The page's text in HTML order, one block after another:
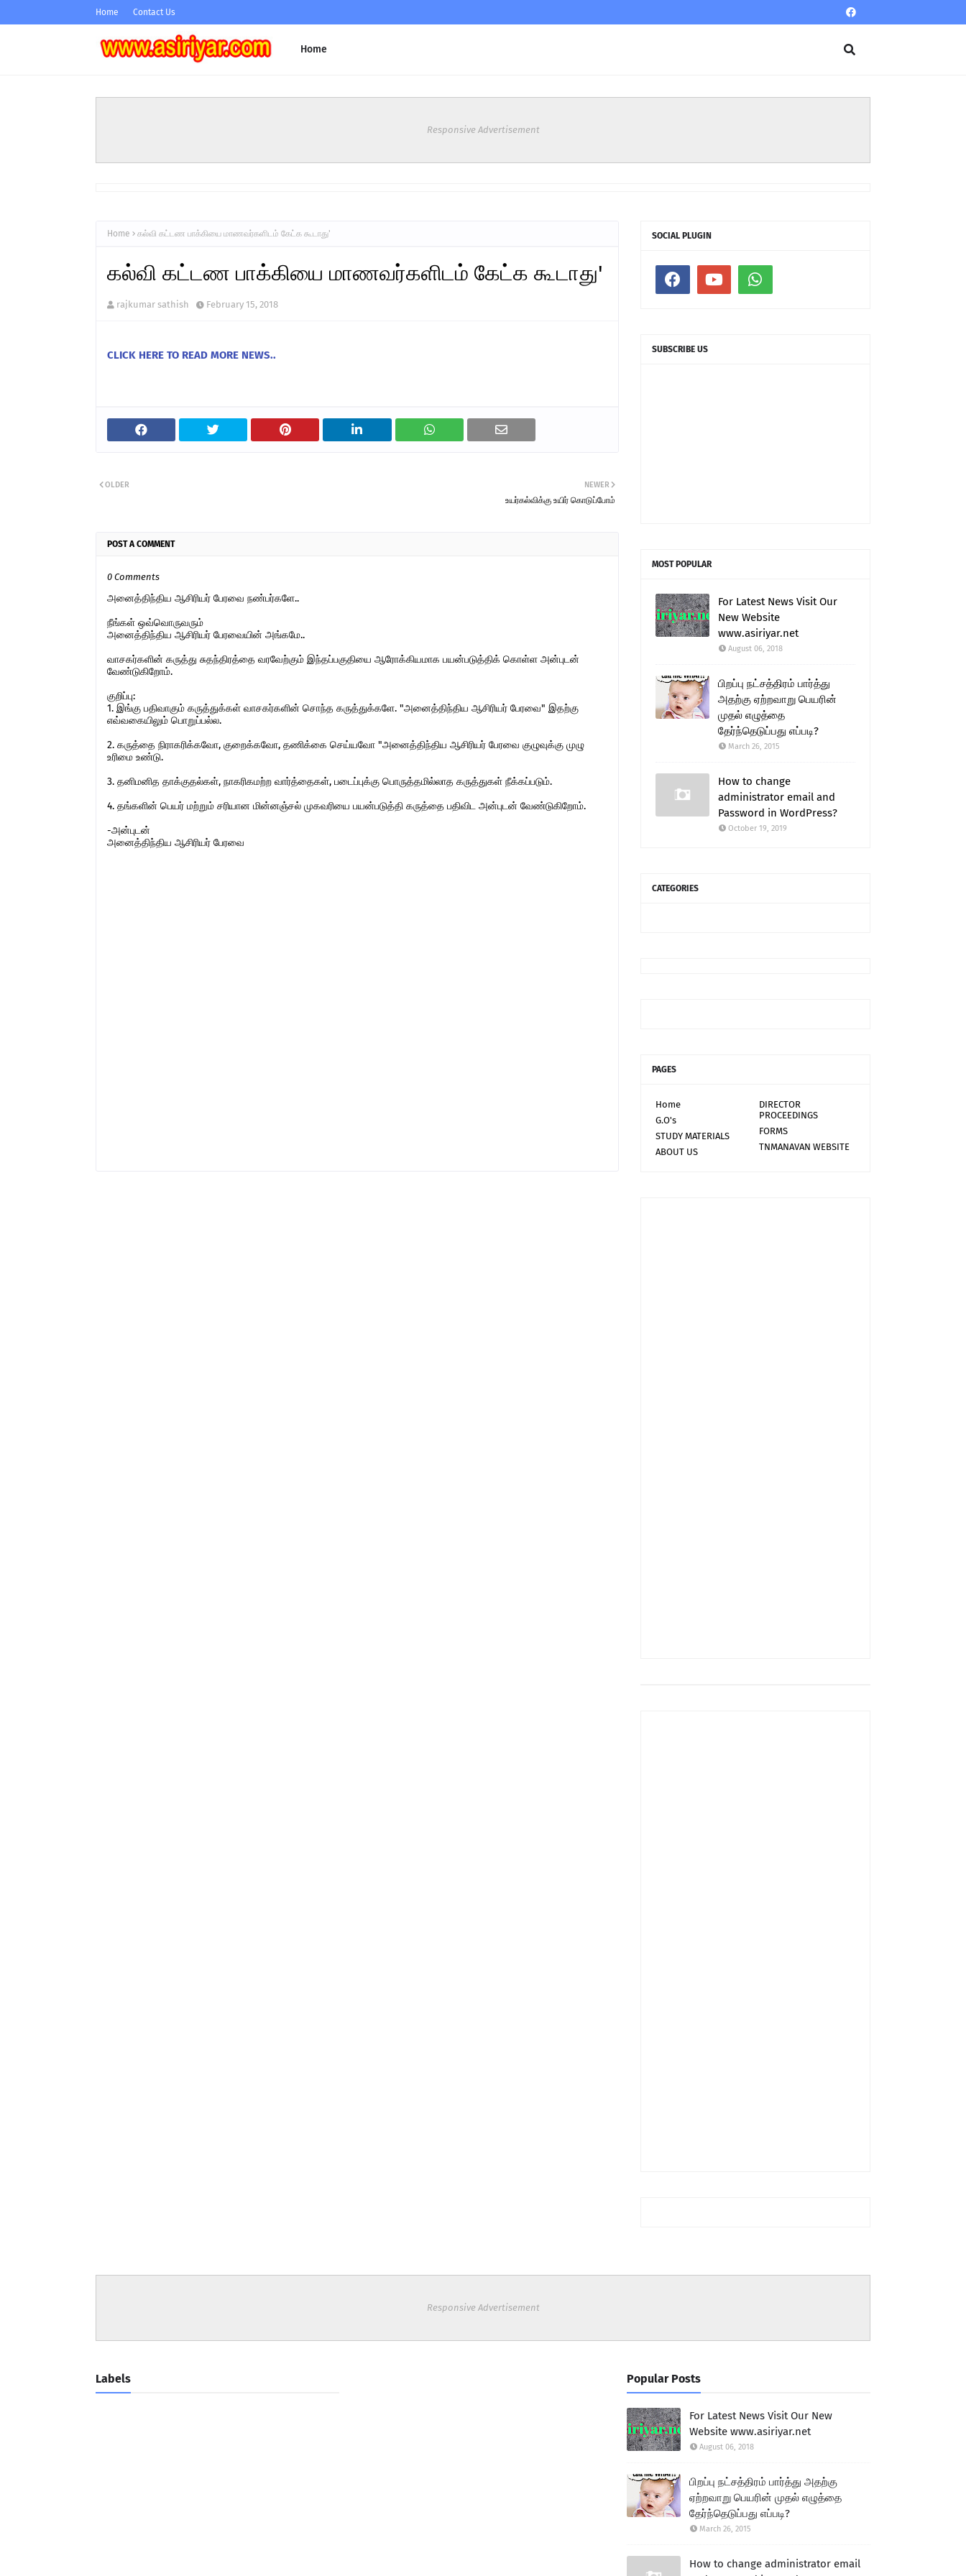
Home Contact Us
Home
Responsive Advertisement
Home கல்வி கட்டண பாக்கியை மாணவர்களிடம் கேட்க கூடாது'
கல்வி கட்டண பாக்கியை மாணவர்களிடம் கேட்க கூடாது'
rajkumar sathish February 15, 2018
CLICK HERE TO READ MORE NEWS..
NEWER
உயர்கல்விக்கு உயிர் கொடுப்போம்
OLDER
POST A COMMENT
0 Comments
அனைத்திந்திய ஆசிரியர் பேரவை நண்பர்களே..
நீங்கள் ஒவ்வொருவரும்
அனைத்திந்திய ஆசிரியர் பேரவையின் அங்கமே..
வாசகர்களின் கருத்து சுதந்திரத்தை வரவேற்கும் இந்தப்பகுதியை ஆரோக்கியமாக பயன்படுத்திக் கொள்ள அன்புடன்
வேண்டுகிறோம்.
குறிப்பு:
1. இங்கு பதிவாகும் கருத்துக்கள் வாசகர்களின் சொந்த கருத்துக்களே. "அனைத்திந்திய ஆசிரியர் பேரவை" இதற்கு
எவ்வகையிலும் பொறுப்பல்ல.
2. கருத்தை நிராகரிக்கவோ, குறைக்கவோ, தணிக்கை செய்யவோ "அனைத்திந்திய ஆசிரியர் பேரவை குழுவுக்கு முழு
உரிமை உண்டு.
3. தனிமனித தாக்குதல்கள், நாகரிகமற்ற வார்த்தைகள், படைப்புக்கு பொருத்தமில்லாத கருத்துகள் நீக்கப்படும்.
4. தங்களின் பெயர் மற்றும் சரியான மின்னஞ்சல் முகவரியை பயன்படுத்தி கருத்தை பதிவிட அன்புடன் வேண்டுகிறோம்.
-அன்புடன்
அனைத்திந்திய ஆசிரியர் பேரவை
SOCIAL PLUGIN
SUBSCRIBE US
MOST POPULAR
For Latest News Visit Our
New Website
www.asiriyar.net
August 06, 2018
பிறப்பு நட்சத்திரம் பார்த்து
அதற்கு ஏற்றவாறு பெயரின்
முதல் எழுத்தை
தேர்ந்தெடுப்பது எப்படி?
March 26, 2015
How to change
administrator email and
Password in WordPress?
October 19, 2019
CATEGORIES
PAGES
Home
DIRECTOR
PROCEEDINGS
G.O's
FORMS
STUDY MATERIALS
TNMANAVAN WEBSITE
ABOUT US
Responsive Advertisement
Labels Popular Posts
For Latest News Visit Our New
Website www.asiriyar.net
August 06, 2018
பிறப்பு நட்சத்திரம் பார்த்து அதற்கு
ஏற்றவாறு பெயரின் முதல் எழுத்தை
தேர்ந்தெடுப்பது எப்படி?
March 26, 2015
How to change administrator email